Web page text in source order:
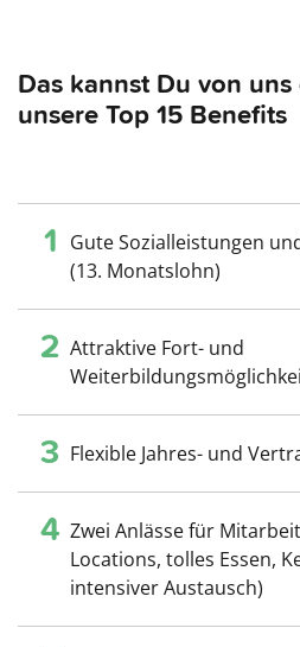
Das kannst Du von
unsere Top 15 Benefits
1 Gute Sozialleistungen
(13. Monatslohn)
2 Attraktive Fort- und
3 Flexible Jahres- und
4 Zwei Anlässe für
Locations, tolles Essen,
intensiver Austausch)